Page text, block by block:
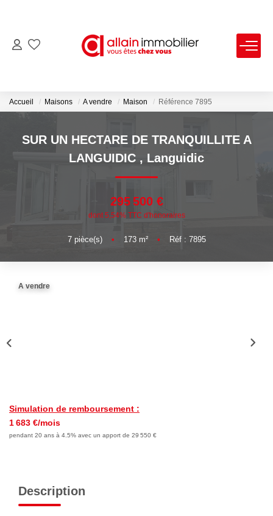
LOCATIONS
ESTIMATION
NOS AGENCES
Nous Contacter
Accueil Maisons A vendre Maison Référence 7895
SUR UN HECTARE DE TRANQUILLITE A
LANGUIDIC , Languidic
295 500 €
dont 5,54% TTC d'honoraires
7pièce(s) • 173m² • Réf : 7895
A vendre
Simulation de remboursement :
1 683 €/mois
pendant 20 ans à 4.5% avec un apport de 29 550 €
Description